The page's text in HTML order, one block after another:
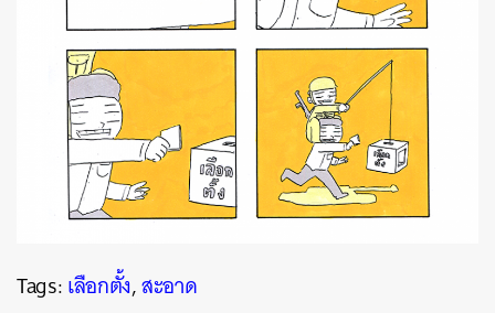
Tags:เลือกตั้ง,สะอาด